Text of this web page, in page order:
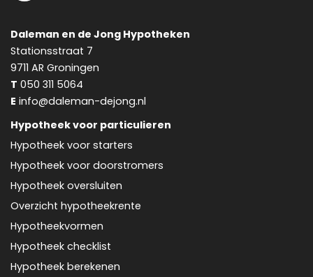
Daleman en de Jong Hypotheken
Stationsstraat 7
9711 AR Groningen
T 050 311 5064
E info@daleman-dejong.nl
Hypotheek voor particulieren
Hypotheek voor starters
Hypotheek voor doorstromers
Hypotheek oversluiten
Overzicht hypotheekrente
Hypotheekvormen
Hypotheek checklist
Hypotheek berekenen